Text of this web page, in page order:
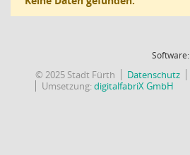
Software:
© 2025 Stadt Fürth Datenschutz
Umsetzung:digitalfabriX GmbH